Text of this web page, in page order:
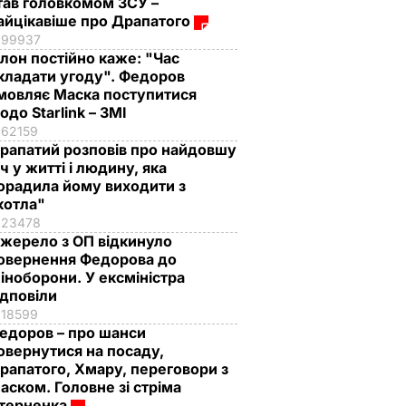
про Драпатого
99937
постійно каже: "Час
угоду". Федоров
Маска поступитися
Starlink – ЗМІ
62159
розповів про найдовшу
у житті і людину, яка
йому виходити з
23478
з ОП відкинуло
Федорова до
У ексміністра
18599
– про шанси
на посаду,
Хмару, переговори з
Головне зі стріма